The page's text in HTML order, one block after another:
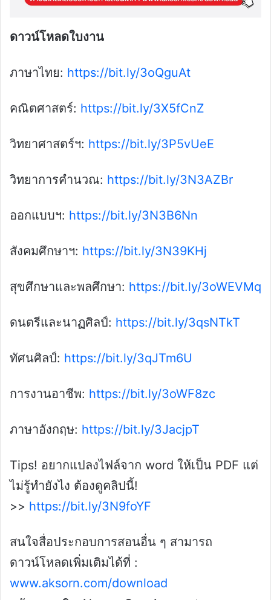
ดาวน์โหลดใบงาน
ภาษาไทย: https://bit.ly/3oQguAt
คณิตศาสตร์: https://bit.ly/3X5fCnZ
วิทยาศาสตร์ฯ: https://bit.ly/3P5vUeE
วิทยาการคำนวณ: https://bit.ly/3N3AZBr
ออกแบบฯ: https://bit.ly/3N3B6Nn
สังคมศึกษาฯ: https://bit.ly/3N39KHj
สุขศึกษาและพลศึกษา: https://bit.ly/3oWEVMq
ดนตรีและนาฏศิลป์: https://bit.ly/3qsNTkT
ทัศนศิลป์: https://bit.ly/3qJTm6U
การงานอาชีพ: https://bit.ly/3oWF8zc
ภาษาอังกฤษ: https://bit.ly/3JacjpT
Tips! อยากแปลงไฟล์จาก word ให้เป็น PDF แต่
ไม่รู้ทำยังไง ต้องดูคลิปนี้!
>> https://bit.ly/3N9foYF
สนใจสื่อประกอบการสอนอื่น ๆ สามารถ
ดาวน์โหลดเพิ่มเติมได้ที่ :
www.aksorn.com/download